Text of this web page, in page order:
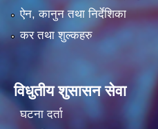
ऐन, कानुन तथा निर्देशिका
कर तथा शुल्कहरु
विधुतीय शुसासन सेवा
घटना दर्ता